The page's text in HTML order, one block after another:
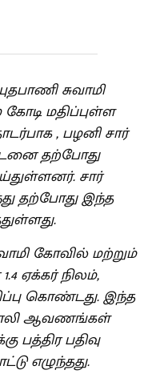
சுவாமி
மதிப்புள்ள
, பழனி சார்
தற்போது
சார்
தற்போது இந்த
கோவில் மற்றும்
ஏக்கர் நிலம்,
கொண்டது. இந்த
ஆவணங்கள்
பத்திர பதிவு
எழுந்தது.